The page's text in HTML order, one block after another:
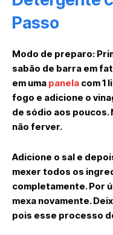
Passo
Modo de preparo:
sabão de barra em
em uma panela com 1
fogo e adicione o
de sódio aos poucos.
não ferver.
Adicione o sal e
mexer todos os
completamente. Por
mexa novamente.
pois esse processo